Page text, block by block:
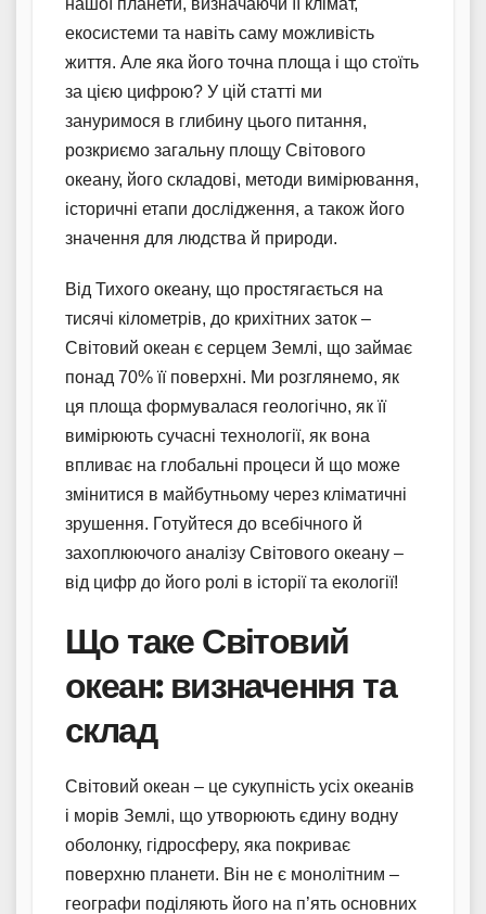
нашої планети, визначаючи її клімат,
екосистеми та навіть саму можливість
життя. Але яка його точна площа і що стоїть
за цією цифрою? У цій статті ми
зануримося в глибину цього питання,
розкриємо загальну площу Світового
океану, його складові, методи вимірювання,
історичні етапи дослідження, а також його
значення для людства й природи.
Від Тихого океану, що простягається на
тисячі кілометрів, до крихітних заток –
Світовий океан є серцем Землі, що займає
понад 70% її поверхні. Ми розглянемо, як
ця площа формувалася геологічно, як її
вимірюють сучасні технології, як вона
впливає на глобальні процеси й що може
змінитися в майбутньому через кліматичні
зрушення. Готуйтеся до всебічного й
захоплюючого аналізу Світового океану –
від цифр до його ролі в історії та екології!
Що таке Світовий
океан: визначення та
склад
Світовий океан – це сукупність усіх океанів
і морів Землі, що утворюють єдину водну
оболонку, гідросферу, яка покриває
поверхню планети. Він не є монолітним –
географи поділяють його на п’ять основних